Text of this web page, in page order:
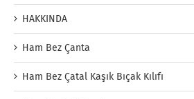
HAKKINDA
Ham Bez Çanta
Ham Bez Çatal Kaşık Bıçak Kılıfı